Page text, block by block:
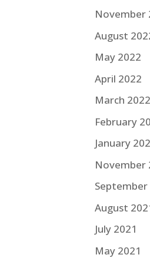
November
August
May 2022
April 2022
March 2022
February
January
November
September
August
July 2021
May 2021